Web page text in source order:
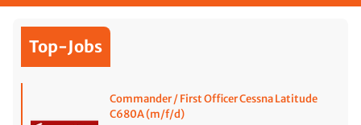
Top-Jobs
Commander / First Officer Cessna Latitude
C680A (m/f/d)